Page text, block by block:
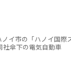
イ市の「ハノイ国際
社傘下の電気自動車